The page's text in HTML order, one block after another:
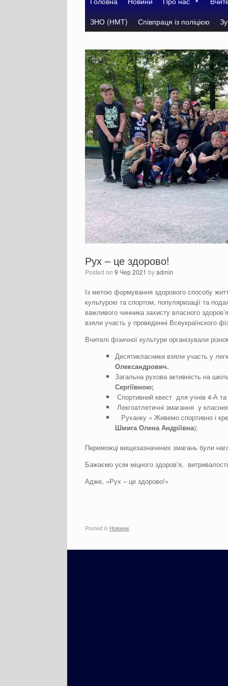
ЗНО (НМТ)
Співпраця із поліцією
Рух – це здорово!
Posted on 9 Чер 2021 byadmin
Із метою формування здорового способу
культурою та спортом, популяризації та
важливого чинника захисту власного
взяли участь у проведенні Всеукраїнского
Вчителі фізичної культури організували
Десятикласники взяли участь у
Олександрович.
Загальна рухова активність на
Сергіївною;
Спортивний квест для учнів 4-А
Лекгоатлетичні змагання у
Руханку « Живемо спортивно і
ШмигаОлена Андріївна);
Переможці вищезазначених змагань були
Бажаємо усім міцного здоров’я,
Адже, «Рух – це здорово!»
Posted in Новини